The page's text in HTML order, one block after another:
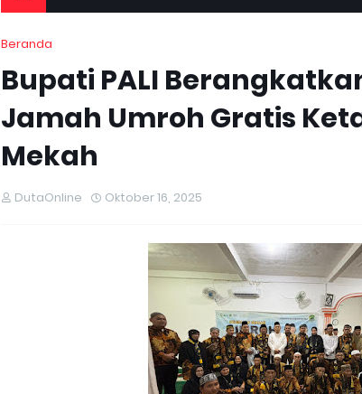
Beranda
Bupati PALI
Jamah Umroh Gratis
Mekah
DutaOnline Oktober 16, 2025